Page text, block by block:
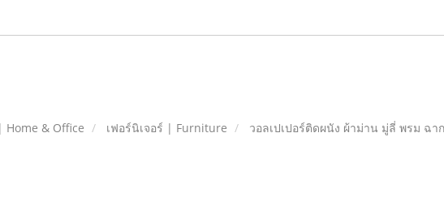
& Office เฟอร์นิเจอร์ | Furniture วอลเปเปอร์ติดผนัง ผ้าม่าน มู่ลี่ พรม ฉ